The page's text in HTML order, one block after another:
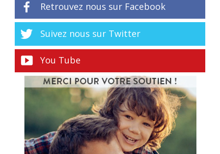
Retrouvez nous sur Facebook
Suivez nous sur Twitter
You Tube